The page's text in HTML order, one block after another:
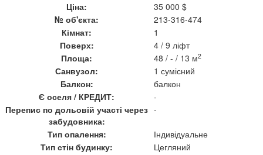
Ціна:
35 000 $
№ об'єкта:
213-316-474
Кімнат:
1
Поверх:
4 / 9 ліфт
Площа:
48 / - / 13 м2
Санвузол:
1 сумісний
Балкон:
балкон
Є оселя / КРЕДИТ:
-
Перепис по дольовій участі через
забудовника:
-
Тип опалення:
Індивідуальне
Тип стін будинку:
Цегляний